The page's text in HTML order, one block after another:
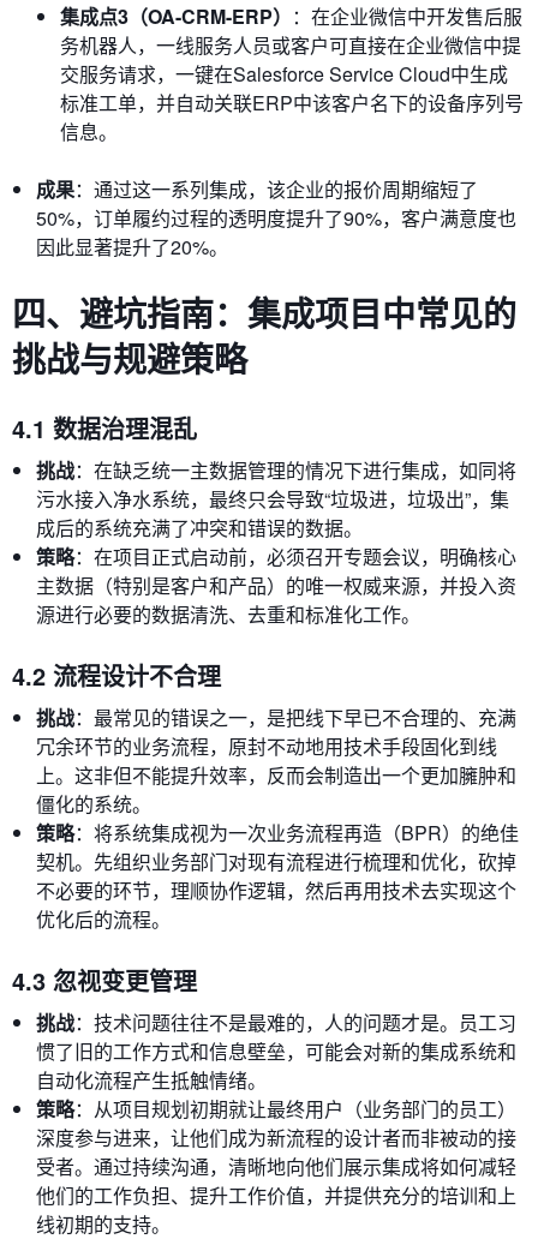
集成点3（OA-CRM-ERP） ：在企业微信中开发售后服
务机器人，一线服务人员或客户可直接在企业微信中提
交服务请求，一键在Salesforce Service Cloud中生成
标准工单，并自动关联ERP中该客户名下的设备序列号
信息。
成果：通过这一系列集成，该企业的报价周期缩短了
50%，订单履约过程的透明度提升了90%，客户满意度也
因此显著提升了20%。
四、避坑指南：集成项目中常见的
挑战与规避策略
4.1 数据治理混乱
挑战：在缺乏统一主数据管理的情况下进行集成，如同将
污水接入净水系统，最终只会导致“垃圾进，垃圾出”，集
成后的系统充满了冲突和错误的数据。
策略：在项目正式启动前，必须召开专题会议，明确核心
主数据（特别是客户和产品）的唯一权威来源，并投入资
源进行必要的数据清洗、去重和标准化工作。
4.2 流程设计不合理
挑战：最常见的错误之一，是把线下早已不合理的、充满
冗余环节的业务流程，原封不动地用技术手段固化到线
上。这非但不能提升效率，反而会制造出一个更加臃肿和
僵化的系统。
策略：将系统集成视为一次业务流程再造（BPR）的绝佳
契机。先组织业务部门对现有流程进行梳理和优化，砍掉
不必要的环节，理顺协作逻辑，然后再用技术去实现这个
优化后的流程。
4.3 忽视变更管理
挑战：技术问题往往不是最难的，人的问题才是。员工习
惯了旧的工作方式和信息壁垒，可能会对新的集成系统和
自动化流程产生抵触情绪。
策略：从项目规划初期就让最终用户（业务部门的员工）
深度参与进来，让他们成为新流程的设计者而非被动的接
受者。通过持续沟通，清晰地向他们展示集成将如何减轻
他们的工作负担、提升工作价值，并提供充分的培训和上
线初期的支持。